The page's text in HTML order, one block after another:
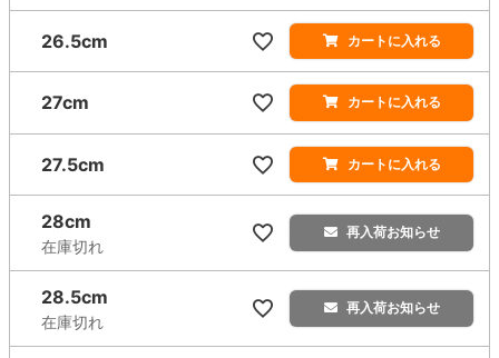
26.5cm カートに入れる
27cm カートに入れる
27.5cm カートに入れる
28cm
在庫切れ
再入荷お知らせ
28.5cm
在庫切れ
再入荷お知らせ